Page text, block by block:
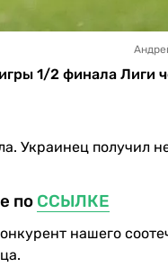
1/2 финала Лиги
Украинец получил
по ССЫЛКЕ
нашего